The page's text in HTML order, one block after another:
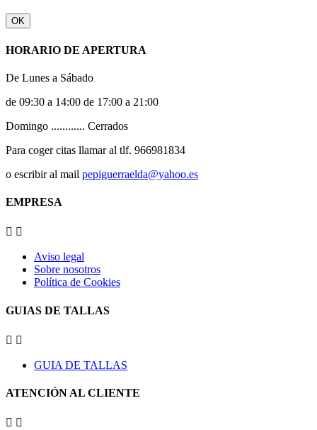
OK
HORARIO DE APERTURA
De Lunes a Sábado
de 09:30 a 14:00 de 17:00 a 21:00
Domingo ............ Cerrados
Para coger citas llamar al tlf. 966981834
o escribir al mail pepiguerraelda@yahoo.es
EMPRESA
 
Aviso legal
Sobre nosotros
Política de Cookies
GUIAS DE TALLAS
 
GUIA DE TALLAS
ATENCIÓN AL CLIENTE
 